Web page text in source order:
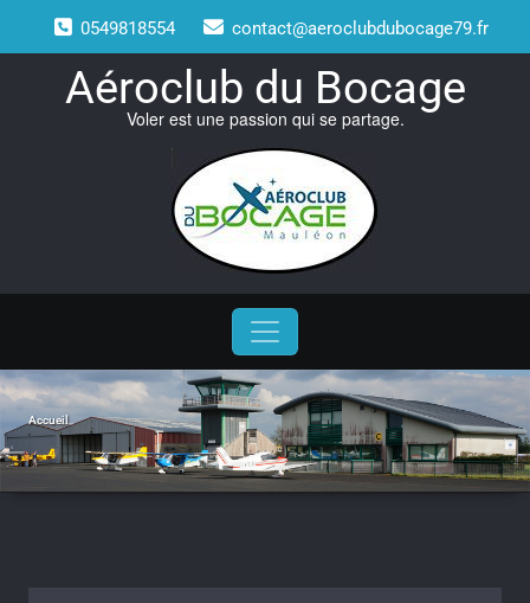
content
0549818554 contact@aeroclubdubocage79.fr
Aéroclub du Bocage
Voler est une passion qui se partage.
Accueil